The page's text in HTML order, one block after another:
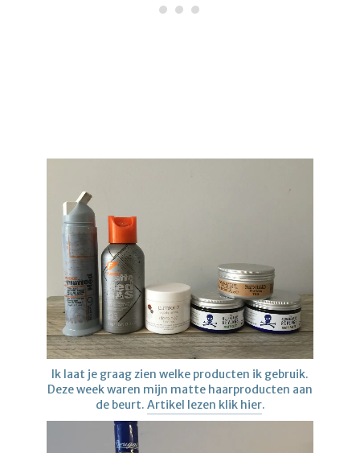
Ik laat je graag zien welke producten ik gebruik.
Deze week waren mijn matte haarproducten aan
de beurt. Artikel lezen klik hier.